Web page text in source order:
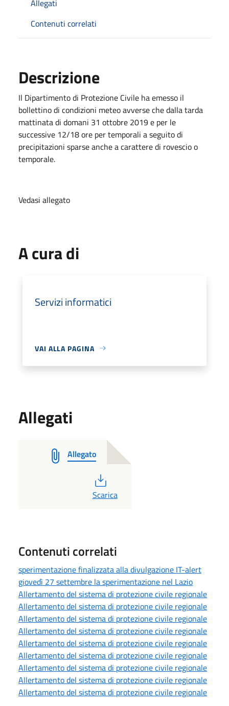
Allegati
Contenuti correlati
Descrizione
Il Dipartimento di Protezione Civile ha emesso il
bollettino di condizioni meteo avverse che dalla tarda
mattinata di domani 31 ottobre 2019 e per le
successive 12/18 ore per temporali a seguito di
precipitazioni sparse anche a carattere di rovescio o
temporale.
Vedasi allegato
A cura di
Servizi informatici
VAI ALLA PAGINA
Allegati
Allegato
PDF
Scarica
Contenuti correlati
sperimentazione finalizzata alla divulgazione IT-alert
giovedì 27 settembre la sperimentazione nel Lazio
Allertamento del sistema di protezione civile regionale
Allertamento del sistema di protezione civile regionale
Allertamento del sistema di protezione civile regionale
Allertamento del sistema di protezione civile regionale
Allertamento del sistema di protezione civile regionale
Allertamento del sistema di protezione civile regionale
Allertamento del sistema di protezione civile regionale
Allertamento del sistema di protezione civile regionale
Allertamento del sistema di protezione civile regionale